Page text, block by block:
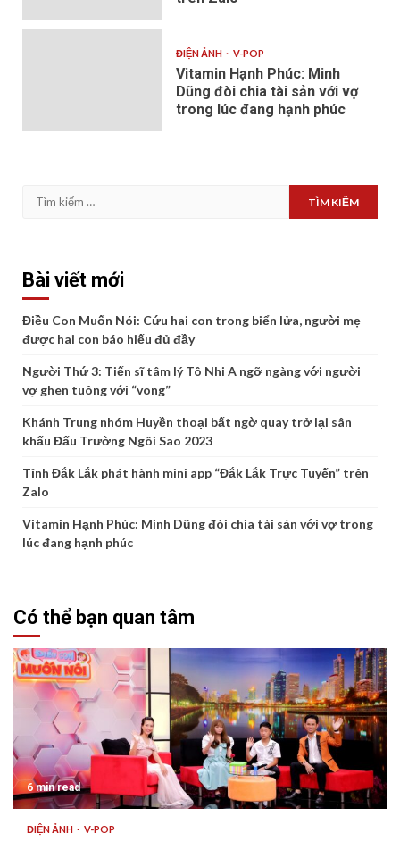
ĐIỆN ẢNH V-POP
Vitamin Hạnh Phúc: Minh
Dũng đòi chia tài sản với vợ
trong lúc đang hạnh phúc
Tìm
Bài viết mới
Điều Con Muốn Nói: Cứu hai con trong biển lửa, người mẹ
được hai con báo hiếu đủ đầy
Người Thứ 3: Tiến sĩ tâm lý Tô Nhi A ngỡ ngàng với người
vợ ghen tuông với “vong”
Khánh Trung nhóm Huyền thoại bất ngờ quay trở lại sân
khấu Đấu Trường Ngôi Sao 2023
Tỉnh Đắk Lắk phát hành mini app “Đắk Lắk Trực Tuyến” trên
Zalo
Vitamin Hạnh Phúc: Minh Dũng đòi chia tài sản với vợ trong
lúc đang hạnh phúc
Có thể bạn quan tâm
6 min read
ĐIỆN ẢNH V-POP